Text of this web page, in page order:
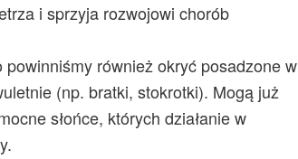
i sprzyja rozwojowi chorób
również okryć posadzone w
(np. bratki, stokrotki). Mogą już
słońce, których działanie w